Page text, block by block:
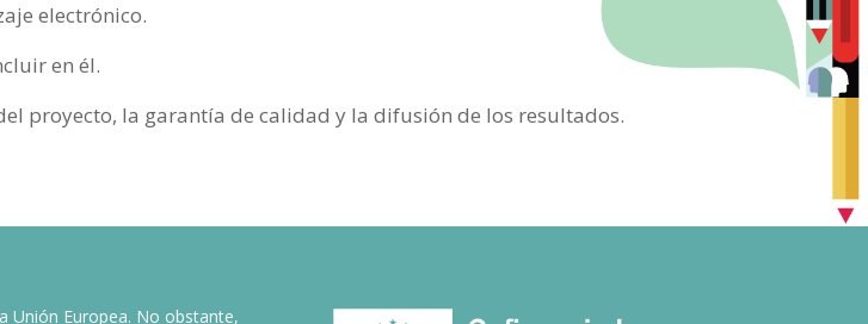
electrónico.
en él.
proyecto, la garantía de calidad y la difusión de los resultados.
Unión Europea. No obstante,